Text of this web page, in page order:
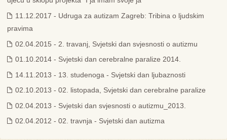
11.12.2017 - Udruga za autizam Zagreb: Tribina o ljudskim
pravima
02.04.2015 - 2. travanj, Svjetski dan svjesnosti o autizmu
01.10.2014 - Svjetski dan cerebralne paralize 2014.
14.11.2013 - 13. studenoga - Svjetski dan ljubaznosti
02.10.2013 - 02. listopada, Svjetski dan cerebralne paralize
02.04.2013 - Svjetski dan svjesnosti o autizmu_2013.
02.04.2012 - 02. travnja - Svjetski dan autizma